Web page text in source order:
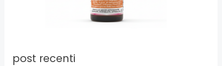
post recenti